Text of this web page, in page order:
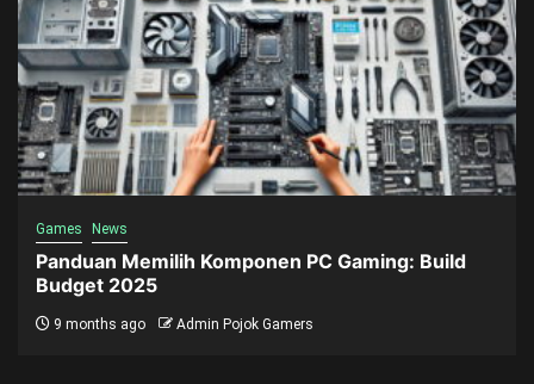
Games News
Panduan Memilih Komponen PC Gaming: Build
Budget 2025
9 months ago Admin Pojok Gamers